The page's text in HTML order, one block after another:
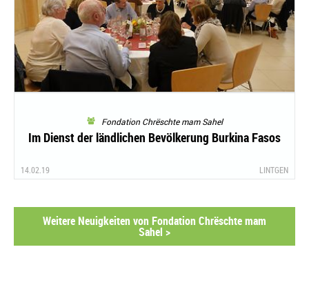
Fondation Chrëschte mam Sahel
Im Dienst der ländlichen Bevölkerung Burkina Fasos
14.02.19 LINTGEN
Weitere Neuigkeiten von Fondation Chrëschte mam
Sahel >